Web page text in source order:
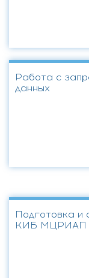
Работа с
данных
Подготовка и
КИБ МЦРИАП